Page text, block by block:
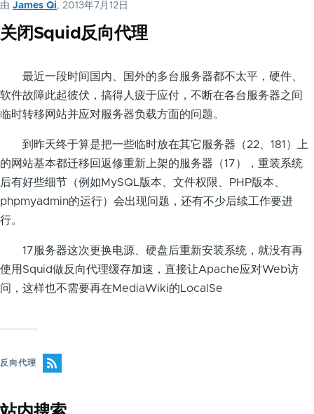
由 James Qi, 2013年7月12日
关闭Squid反向代理
最近一段时间国内、国外的多台服务器都不太平，硬件、
软件故障此起彼伏，搞得人疲于应付，不断在各台服务器之间
临时转移网站并应对服务器负载方面的问题。
到昨天终于算是把一些临时放在其它服务器（22、181）上
的网站基本都迁移回返修重新上架的服务器（17），重装系统
后有好些细节（例如MySQL版本、文件权限、PHP版本、
phpmyadmin的运行）会出现问题，还有不少后续工作要进
行。
17服务器这次更换电源、硬盘后重新安装系统，就没有再
使用Squid做反向代理缓存加速，直接让Apache应对Web访
问，这样也不需要再在MediaWiki的LocalSe
反向代理